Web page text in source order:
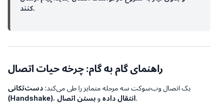
کنند.
راهنمای گام به گام: چرخه حیات اتصال
یک اتصال وب‌سوکت سه مرحله متمایز را طی می‌کند: دست‌تکانی
(Handshake)، انتقال داده و بستن اتصال .